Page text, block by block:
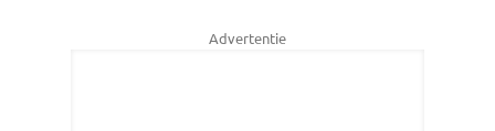
Advertentie